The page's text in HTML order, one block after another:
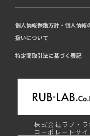
個人情報保護方針・個人情報
扱いについて
特定商取引法に基づく表記
株式会社ラブ・ラ
コーポレートサイ